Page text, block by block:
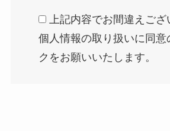
上記内容でお間違えござ
個人情報の取り扱いに同意
クをお願いいたします。